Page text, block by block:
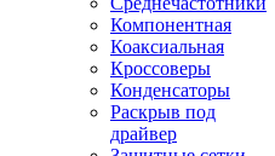
Компонентная
Коаксиальная
Кроссоверы
Конденсаторы
Раскрыв под
драйвер